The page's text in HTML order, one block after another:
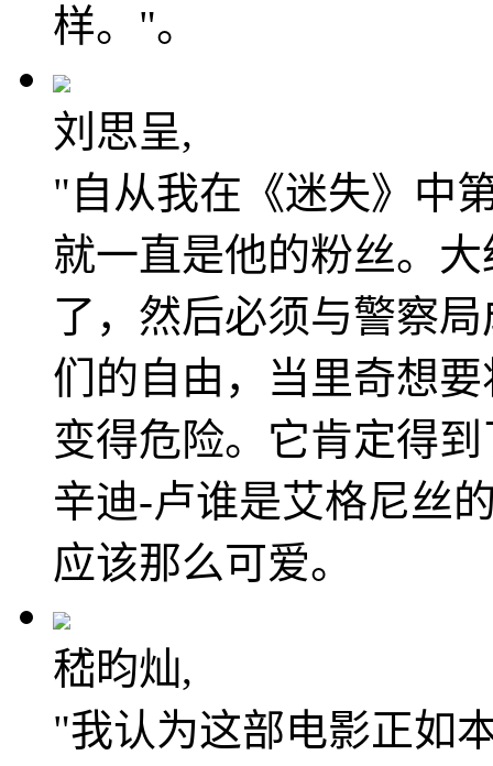
样。"。
刘思呈,
"自从我在《迷失》中
就一直是他的粉丝。
了，然后必须与警察
们的自由，当里奇想
变得危险。它肯定得
辛迪-卢谁是艾格尼丝
应该那么可爱。
嵇昀灿,
"我认为这部电影正如